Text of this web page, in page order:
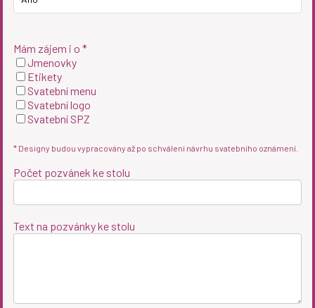
Mám zájem i o *
Jmenovky
Etikety
Svatební menu
Svatební logo
Svatební SPZ
* Designy budou vypracovány až po schválení návrhu svatebního oznámení.
Počet pozvánek ke stolu
Text na pozvánky ke stolu